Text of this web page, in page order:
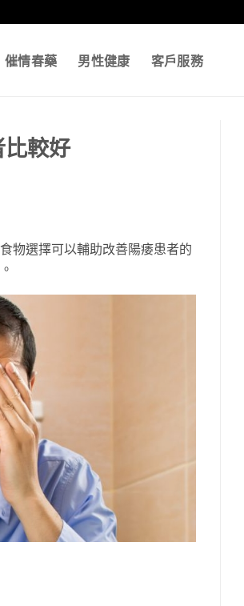
催情春藥 男性健康 客戶服務
較好
物選擇可以輔助改善陽痿患者的